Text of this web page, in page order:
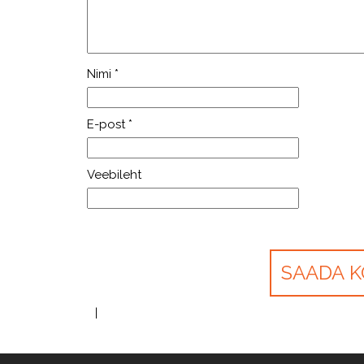
Nimi *
E-post *
Veebileht